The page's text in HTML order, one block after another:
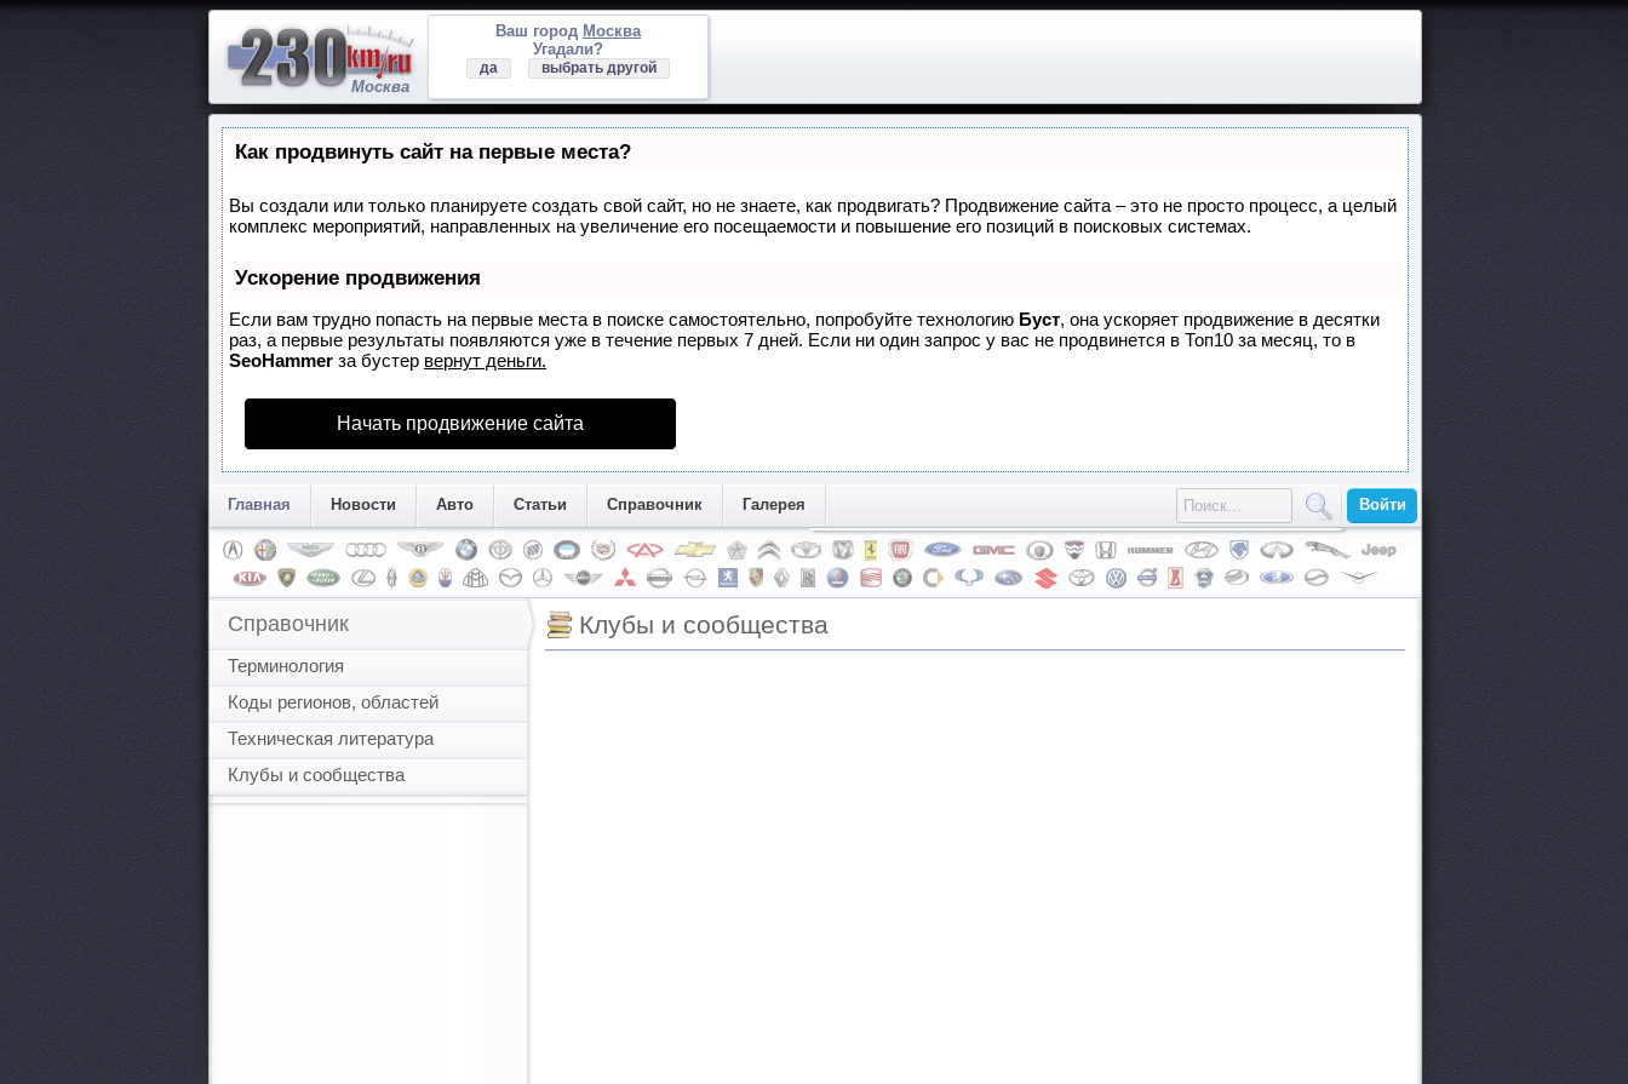
Москва
Ваш город Москва
Угадали?
да выбрать другой
Как продвинуть сайт на первые места?
Вы создали или только планируете создать свой сайт, но не знаете, как продвигать? Продвижение сайта – это не просто процесс, а целый
комплекс мероприятий, направленных на увеличение его посещаемости и повышение его позиций в поисковых системах.
Ускорение продвижения
Если вам трудно попасть на первые места в поиске самостоятельно, попробуйте технологию Буст, она ускоряет продвижение в десятки
раз, а первые результаты появляются уже в течение первых 7 дней. Если ни один запрос у вас не продвинется в Топ10 за месяц, то в
SeoHammer за бустер вернут деньги.
Начать продвижение сайта
Войти
Главная Новости Авто Статьи Справочник Галерея
Справочник
Терминология
Коды регионов, областей
Техническая литература
Клубы и сообщества
Клубы и сообщества